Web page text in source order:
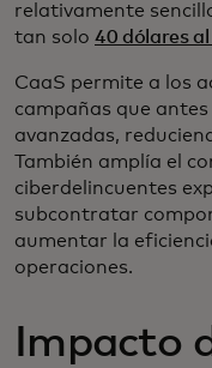
relativamente
tan solo 40 dólares al
CaaS permite a los
campañas que
avanzadas,
También amplía el
ciberdelincuentes
subcontratar
aumentar la
operaciones.
Impacto